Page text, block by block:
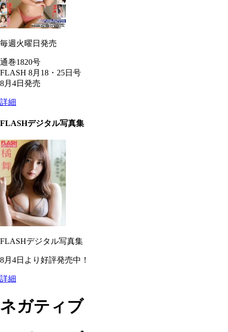
毎週火曜日発売
通巻1820号
FLASH 8月18・25日号
8月4日発売
詳細
FLASHデジタル写真集
FLASHデジタル写真集
8月4日より好評発売中！
詳細
ネガティブ